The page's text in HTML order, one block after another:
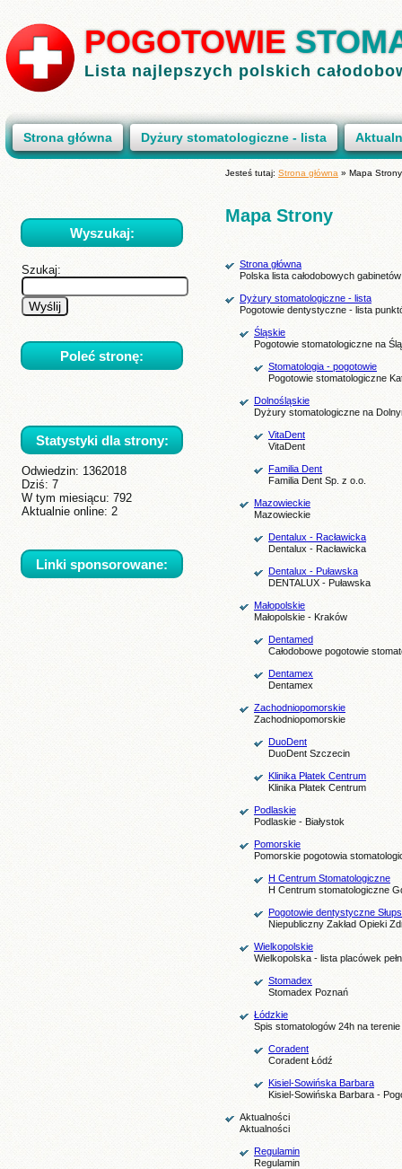
POGOTOWIE
Lista najlepszych polskich
Strona główna Dyżury stomatologiczne - lista
Wyszukaj:
Szukaj:
Poleć stronę:
Statystyki dla strony:
Odwiedzin: 1362018
Dziś: 7
W tym miesiącu: 792
Aktualnie online: 2
Linki sponsorowane:
Jesteś tutaj: Strona główna » Mapa Strony
Mapa Strony
Strona główna
Polska lista całodobowych gabinetów
Dyżury stomatologiczne - lista
Pogotowie dentystyczne - lista
Śląskie
Pogotowie stomatologiczne na
Stomatologia - pogotowie
Pogotowie stomatologiczne
Dolnośląskie
Dyżury stomatologiczne na
VitaDent
VitaDent
Familia Dent
Familia Dent Sp. z o.o.
Mazowieckie
Mazowieckie
Dentalux - Racławicka
Dentalux - Racławicka
Dentalux - Puławska
DENTALUX - Puławska
Małopolskie
Małopolskie - Kraków
Dentamed
Całodobowe pogotowie
Dentamex
Dentamex
Zachodniopomorskie
Zachodniopomorskie
DuoDent
DuoDent Szczecin
Klinika Płatek Centrum
Klinika Płatek Centrum
Podlaskie
Podlaskie - Białystok
Pomorskie
Pomorskie pogotowia
H Centrum Stomatologiczne
H Centrum stomatologiczne
Pogotowie dentystyczne
Niepubliczny Zakład Opieki
Wielkopolskie
Wielkopolska - lista placówek
Stomadex
Stomadex Poznań
Łódzkie
Spis stomatologów 24h na
Coradent
Coradent Łódź
Kisiel-Sowińska Barbara
Kisiel-Sowińska Barbara -
Aktualności
Aktualności
Regulamin
Regulamin